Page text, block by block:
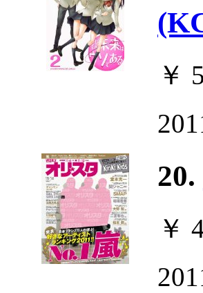
￥
20.
￥